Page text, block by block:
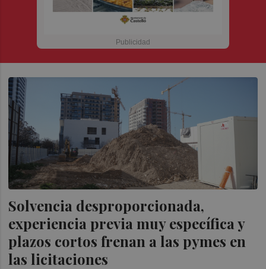
Solvencia desproporcionada,
experiencia previa muy específica y
plazos cortos frenan a las pymes en
las licitaciones